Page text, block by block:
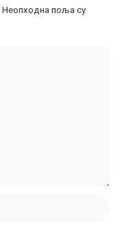
Неопходна поља су